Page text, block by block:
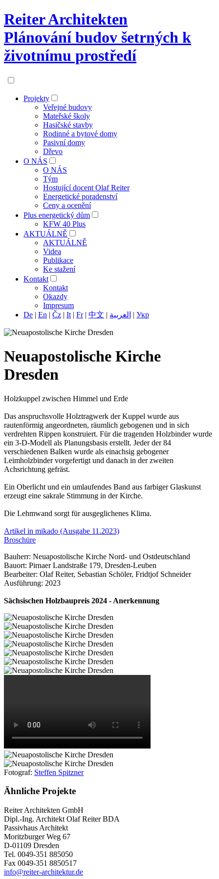
Reiter Architekten
Plánování budov šetrných k
životnímu prostředí
Projekty
Veřejné budovy
Mateřské školy
Hasičské stavby
Rodinné a bytové domy
Pasivní domy
Dřevo
O NÁS
O NÁS
Tým
Hostující docent Olaf Reiter
Energetické poradenství
Ceny a ocenění
Plus energetický dům
KFW 40 Plus
AKTUÁLNĚ
AKTUÁLNĚ
Videa
Publikace
Ke stažení
Kontakt
Kontakt
Okazdy
Impresum
De | En | Čz | It | Fr| 中文 | العربية | Укр
Neuapostolische Kirche
Dresden
Holzkuppel zwischen Himmel und Erde
Das anspruchsvolle Holztragwerk der Kuppel wurde aus
rautenförmig angeordneten, räumlich gebogenen und in sich
verdrehten Rippen konstruiert. Für die tragenden Holzbinder wurde
ein 3-D-Modell als Planungsbasis erstellt. Jeder der 84
verschiedenen Balken wurde als einachsig gebogener
Leimholzbinder vorgefertigt und danach in der zweiten
Achsrichtung gefräst.
Ein Oberlicht und ein umlaufendes Band aus farbiger Glaskunst
erzeugt eine sakrale Stimmung in der Kirche.
Die Lehmwand sorgt für ausgeglichenes Klima.
Artikel in mikado (Ausgabe 11.2023)
Broschüre
Bauherr: Neuapostolische Kirche Nord- und Ostdeutschland
Bauort: Pirnaer Landstraße 179, Dresden-Leuben
Bearbeiter: Olaf Reiter, Sebastian Schöler, Fridtjof Schneider
Ausführung: 2023
Sächsischen Holzbaupreis 2024 - Anerkennung
Fotograf: Steffen Spitzner
Ähnliche Projekte
Reiter Architekten GmbH
Dipl.-Ing. Architekt Olaf Reiter BDA
Passivhaus Architekt
Moritzburger Weg 67
D-01109 Dresden
Tel. 0049-351 885050
Fax 0049-351 8850517
info@reiter-architektur.de